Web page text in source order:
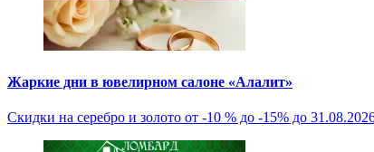
Жаркие дни в ювелирном салоне «Алалит»
Скидки на серебро и золото от -10 % до -15% до